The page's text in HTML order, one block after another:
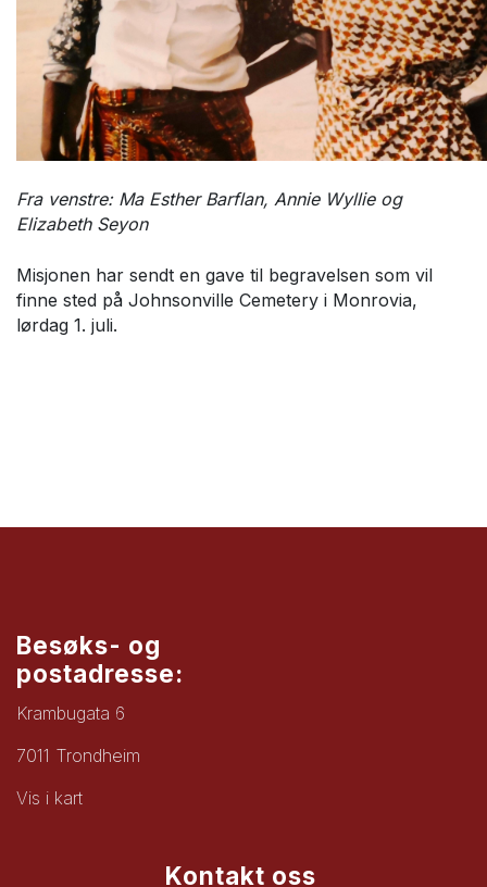
Fra venstre: Ma Esther Barflan, Annie Wyllie og
Elizabeth Seyon
Misjonen har sendt en gave til begravelsen som vil
finne sted på Johnsonville Cemetery i Monrovia,
lørdag 1. juli.
Besøks- og
postadresse:
Krambugata 6
7011 Trondheim
Vis i kart
Kontakt oss